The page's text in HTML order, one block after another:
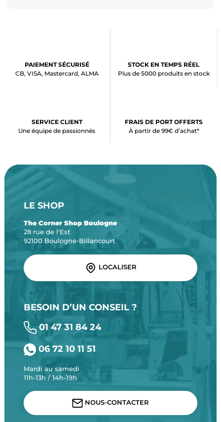
PAIEMENT SÉCURISÉ
CB, VISA, Mastercard, ALMA
STOCK EN TEMPS RÉEL
Plus de 5000 produits en stock
SERVICE CLIENT
Une équipe de passionnés
FRAIS DE PORT OFFERTS
À partir de 99€ d’achat*
LE SHOP
The Corner Shop Boulogne
28 rue de l'Est
92100 Boulogne-Billancourt
LOCALISER
BESOIN D’UN CONSEIL ?
01 47 31 84 24
06 72 10 11 51
Mardi au samedi
11h-13h / 14h-19h
NOUS-CONTACTER